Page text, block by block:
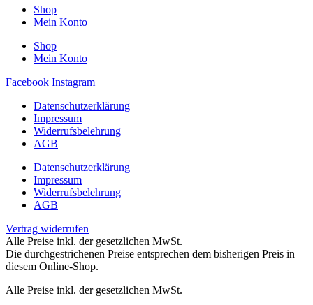
Shop
Mein Konto
Shop
Mein Konto
Facebook Instagram
Datenschutzerklärung
Impressum
Widerrufsbelehrung
AGB
Datenschutzerklärung
Impressum
Widerrufsbelehrung
AGB
Vertrag widerrufen
Alle Preise inkl. der gesetzlichen MwSt.
Die durchgestrichenen Preise entsprechen dem bisherigen Preis in
diesem Online-Shop.
Alle Preise inkl. der gesetzlichen MwSt.